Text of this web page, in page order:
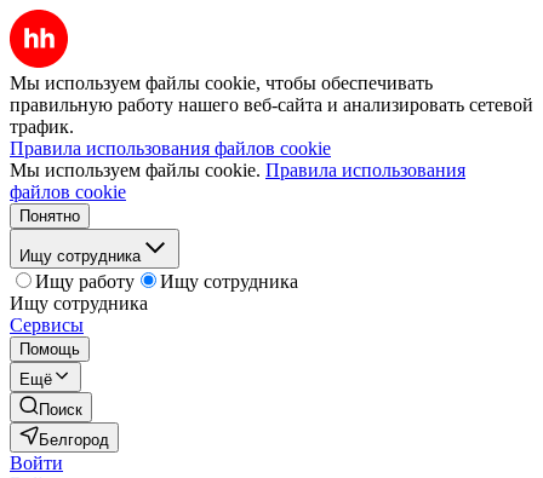
Мы используем файлы cookie, чтобы обеспечивать
правильную работу нашего веб-сайта и анализировать сетевой
трафик.
Правила использования файлов cookie
Мы используем файлы cookie. Правила использования
файлов cookie
Понятно
Ищу сотрудника
Ищу работу
Ищу сотрудника
Ищу сотрудника
Сервисы
Помощь
Ещё
Поиск
Белгород
Войти